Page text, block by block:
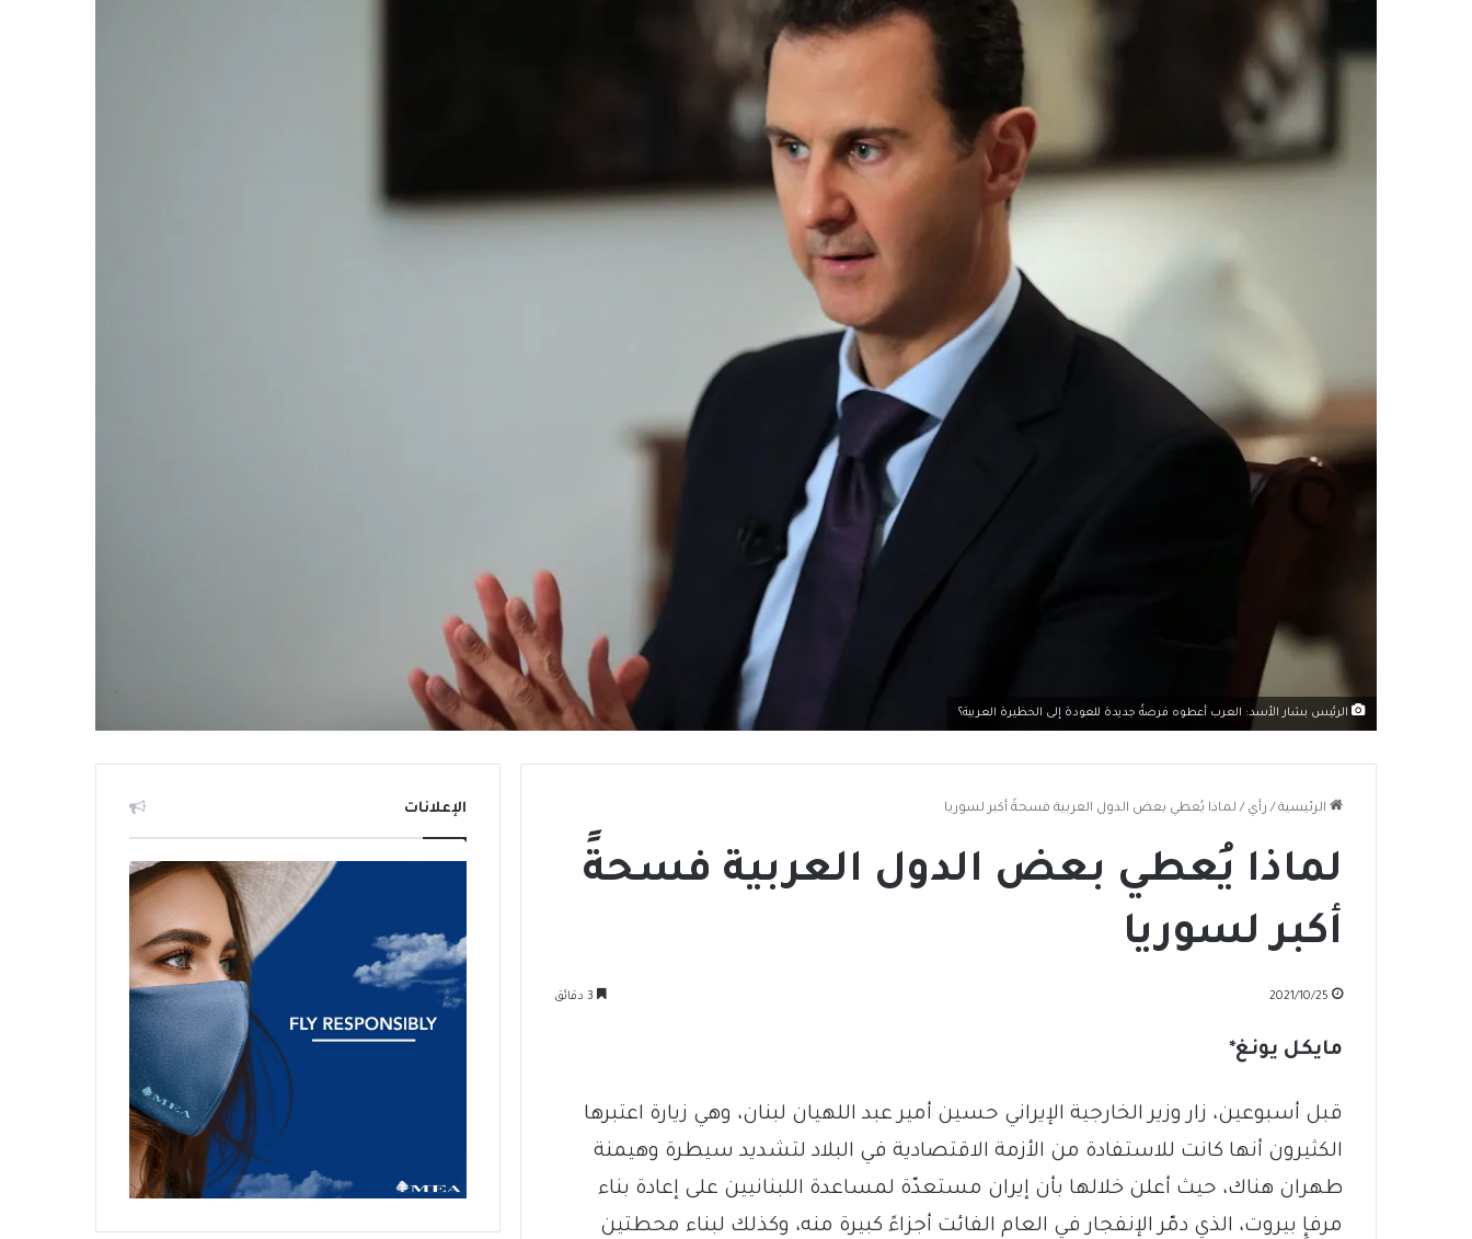
الرئيس بشار الأسد: العرب أعطوه فرصةً جديدة للعودة إلى الحظيرة العربية؟
الرئيسية / رأي / لماذا يُعطي بعض الدول العربية فسحةً أكبر لسوريا
لماذا يُعطي بعض الدول العربية فسحةً
أكبر لسوريا
2021/10/25
مايكل يونغ*
قبل أسبوعين، زار وزير الخارجية الإيراني حسين أمير عبد اللهيان لبنان، وهي زيارة اعتبرها
الكثيرون أنها كانت للاستفادة من الأزمة الاقتصادية في البلاد لتشديد سيطرة وهيمنة
طهران هناك، حيث أعلن خلالها بأن إيران مستعدّة لمساعدة اللبنانيين على إعادة بناء
مرفإِ بيروت، الذي دمّر الإنفجار في العام الفائت أجزاءً كبيرة منه، وكذلك لبناء محطتين
الإعلانات